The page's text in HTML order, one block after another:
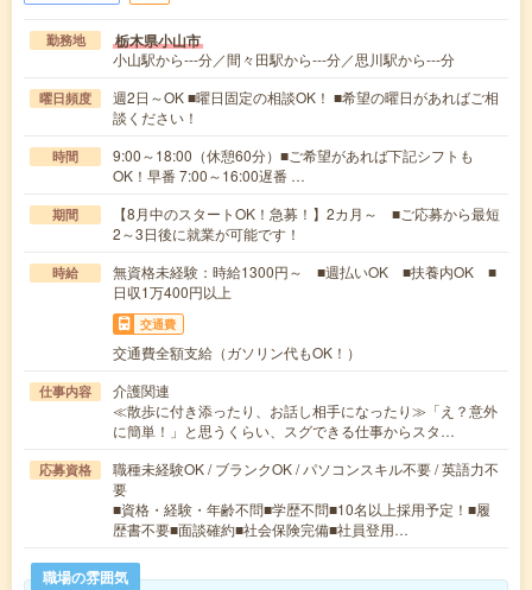
勤務地 栃木県小山市
小山駅から---分／間々田駅から---分／思川駅から---分
曜日頻度
週2日～OK ■曜日固定の相談OK！ ■希望の曜日があればご相
談ください！
時間
9:00～18:00（休憩60分）■ご希望があれば下記シフトも
OK！早番 7:00～16:00遅番 …
期間
【8月中のスタートOK！急募！】2カ月～ ■ご応募から最短
2～3日後に就業が可能です！
時給
無資格未経験：時給1300円～ ■週払いOK ■扶養内OK ■
日収1万400円以上
交通費
交通費全額支給（ガソリン代もOK！）
仕事内容
介護関連
≪散歩に付き添ったり、お話し相手になったり≫「え？意外
に簡単！」と思うくらい、スグできる仕事からスタ…
応募資格
職種未経験OK / ブランクOK / パソコンスキル不要 / 英語力不
要
■資格・経験・年齢不問■学歴不問■10名以上採用予定！■履
歴書不要■面談確約■社会保険完備■社員登用…
職場の雰囲気